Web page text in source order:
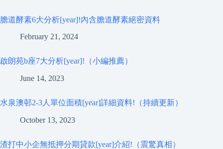
膽道酵素6大分析[year]!內含膽道酵素絕密資料
February 21, 2024
啟朗苑b座7大分析[year]!（小編推薦）
June 14, 2023
水泉澳邨2-3人單位面積[year]詳細資料!（持續更新）
October 13, 2023
渣打中小企無抵押分期貸款[year]介紹!（震驚真相）